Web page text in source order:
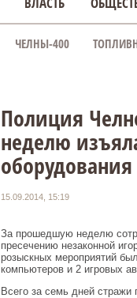
ЧЕЛНЫ-400
Полиция
неделю
оборудования
15.09.2014, 15:19
За прошедшую неделю
пресечению незаконной
розыскных мероприятий
компьютеров и 2 игровых
Всего за семь дней стражи